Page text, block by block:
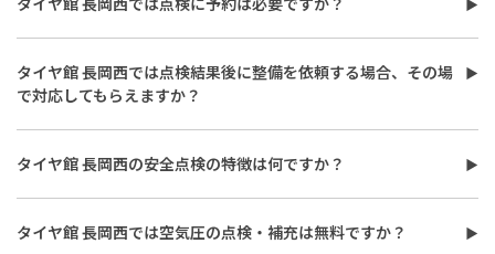
だきます。詳しくは店舗スタッフまでお気軽にご相談ください。
タイヤ館 長岡西では混雑を避けるため事前予約を推奨しており、
チェックを希望される項目がある場合は予約時にお伝えいただく
とスムーズに作業できます。ご予約の方法など詳しくは店舗スタッ
フまでお気軽にご相談ください。
タイヤ館 長岡西では点検結果後に整備を依頼する場合、その場
で対応してもらえますか？
タイヤ館 長岡西では安全点検後の整備もその場で対応が可能で
す。ただし、部品の在庫や作業内容により対応が難しい場合もご
ざいます。詳しくは店舗スタッフまでお気軽にご相談ください。
タイヤ館 長岡西の安全点検の特徴は何ですか？
タイヤ館 長岡西で安全点検を受けるメリットは、タイヤ専門店な
らではの知識をもとに、タイヤと車の基本メンテナンスをまとめ
て確認できることです。また、タイヤの点検だけでなく、エンジ
タイヤ館 長岡西では空気圧の点検・補充は無料ですか？